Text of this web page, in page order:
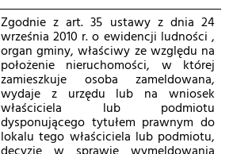
Zgodnie z art. 35 ustawy z dnia 24
września 2010 r. o ewidencji ludności ,
organ gminy, właściwy ze względu na
położenie nieruchomości, w której
zamieszkuje osoba zameldowana,
wydaje z urzędu lub na wniosek
właściciela lub podmiotu
dysponującego tytułem prawnym do
lokalu tego właściciela lub podmiotu,